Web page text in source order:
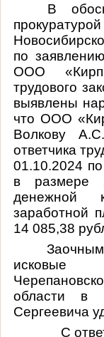
В
по
ООО
трудового
выявлены
что ООО
Волкову
ответчика
01.10.2024
в размере
денежной
заработной
14 085,38
области в
Сергеевича
С